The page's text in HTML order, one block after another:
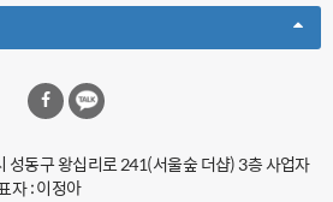
성동구 왕십리로 241(서울숲 더샵) 3층사업자
자 : 이정아